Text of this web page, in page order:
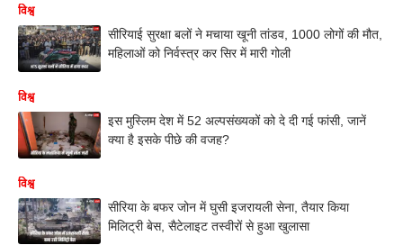
विश्व
सीरियाई सुरक्षा बलों ने मचाया खूनी तांडव, 1000 लोगों की मौत,
महिलाओं को निर्वस्त्र कर सिर में मारी गोली
विश्व
इस मुस्लिम देश में 52 अल्पसंख्यकों को दे दी गई फांसी, जानें
क्या है इसके पीछे की वजह?
विश्व
सीरिया के बफर जोन में घुसी इजरायली सेना, तैयार किया
मिलिट्री बेस, सैटेलाइट तस्वीरों से हुआ खुलासा